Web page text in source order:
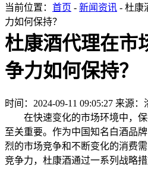
当前位置： 首页 - 新闻资讯 - 杜康
力如何保持？
杜康酒代理在市
争力如何保持？
时间：2024-09-11 09:05:27 来源：
在快速变化的市场环境中，保
至关重要。作为中国知名白酒品
烈的市场竞争和不断变化的消费
竞争力，杜康酒通过一系列战略